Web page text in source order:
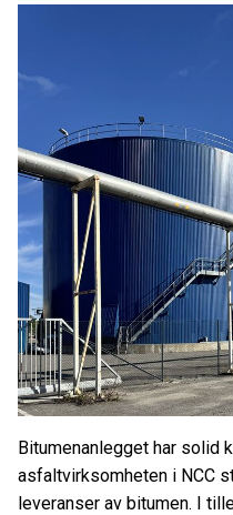
Bitumenanlegget har solid
asfaltvirksomheten i NCC
leveranser av bitumen. I